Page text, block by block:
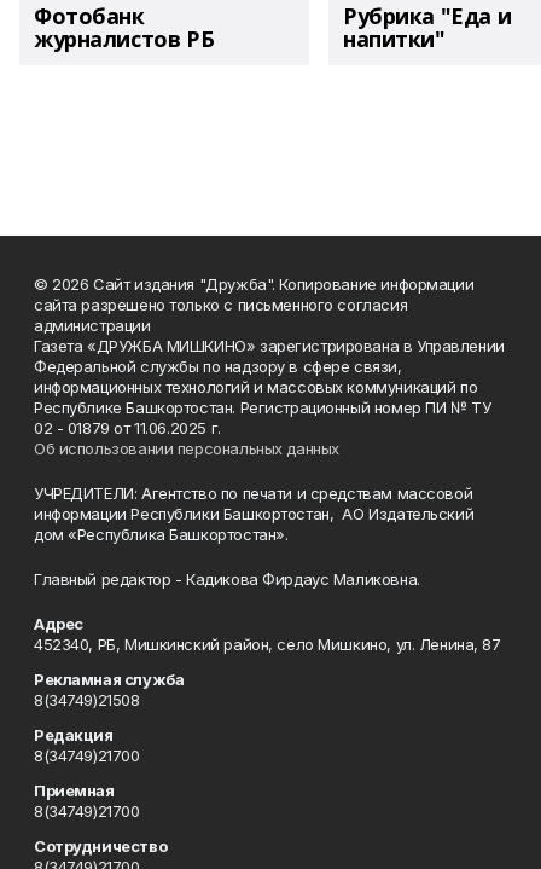
Фотобанк
журналистов РБ
Рубрика "Еда и
напитки"
© 2026 Сайт издания "Дружба". Копирование информации
сайта разрешено только с письменного согласия
администрации
Газета «ДРУЖБА МИШКИНО» зарегистрирована в Управлении
Федеральной службы по надзору в сфере связи,
информационных технологий и массовых коммуникаций по
Республике Башкортостан. Регистрационный номер ПИ № ТУ
02 - 01879 от 11.06.2025 г.
Об использовании персональных данных
УЧРЕДИТЕЛИ: Агентство по печати и средствам массовой
информации Республики Башкортостан, АО Издательский
дом «Республика Башкортостан».
Главный редактор - Кадикова Фирдаус Маликовна.
Адрес
452340, РБ, Мишкинский район, село Мишкино, ул. Ленина, 87
Рекламная служба
8(34749)21508
Редакция
8(34749)21700
Приемная
8(34749)21700
Сотрудничество